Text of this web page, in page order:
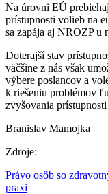
Na úrovni EÚ
prístupnosti volieb na
sa zapája aj NROZP u
Doterajší stav
väčšine z nás však
výbere poslancov a
k riešeniu problémov
zvyšovania
Branislav Mamojka
Zdroje:
Právo osôb so
praxi